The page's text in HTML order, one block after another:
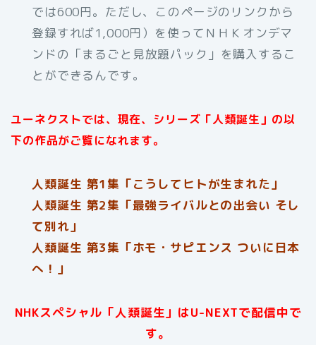
では600円。ただし、このページのリンクから
登録すれば1,000円）を使ってＮＨＫオンデマ
ンドの「まるごと見放題パック」を購入するこ
とができるんです。
ユーネクストでは、現在、シリーズ「人類誕生」の以
下の作品がご覧になれます。
人類誕生 第1集「こうしてヒトが生まれた」
人類誕生 第2集「最強ライバルとの出会い そし
て別れ」
人類誕生 第3集「ホモ・サピエンス ついに日本
へ！」
NHKスペシャル「人類誕生」はU-NEXTで配信中で
す。